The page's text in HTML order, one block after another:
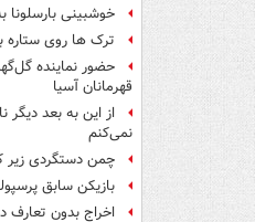
خوشبینی
ترک ها روی ستاره
حضور نماینده
قهرمانان آسیا
از این به بعد دیگر
نمی‌کنم
چمن دستگردی
بازیکن سابق
اخراج بدون تعارف